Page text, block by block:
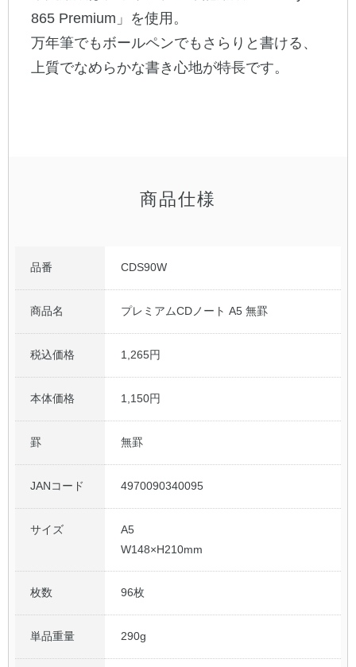
日本ノート
865 Premium」を使用。
万年筆でもボールペンでもさらりと書ける、
上質でなめらかな書き心地が特長です。
商品仕様
品番 CDS90W
商品名 プレミアムCDノート A5 無罫
税込価格 1,265円
本体価格 1,150円
罫 無罫
JANコード 4970090340095
サイズ
A5
W148×H210mm
枚数 96枚
単品重量 290g